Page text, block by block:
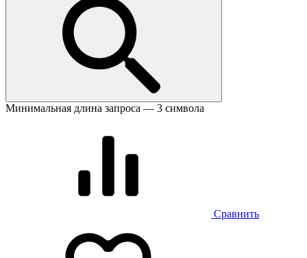
Минимальная длина запроса — 3 символа
Сравнить